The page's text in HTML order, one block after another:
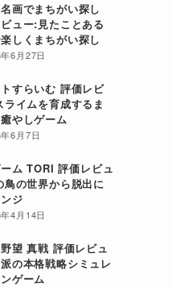
画でまちがい探し
ュー:見たことある
しくまちがい探し
6月27日
すらいむ 評価レビ
ライムを育成するま
やしゲーム
6月7日
ム TORI 評価レビュ
鳥の世界から脱出に
ジ
4月14日
望 真戦 評価レビュ
の本格戦略シミュレ
ゲーム